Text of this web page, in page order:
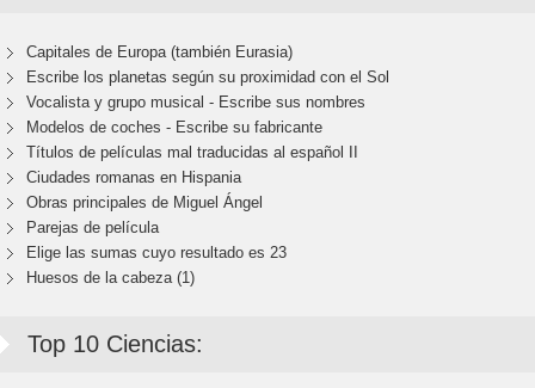
Capitales de Europa (también Eurasia)
Escribe los planetas según su proximidad con el Sol
Vocalista y grupo musical - Escribe sus nombres
Modelos de coches - Escribe su fabricante
Títulos de películas mal traducidas al español II
Ciudades romanas en Hispania
Obras principales de Miguel Ángel
Parejas de película
Elige las sumas cuyo resultado es 23
Huesos de la cabeza (1)
Top 10 Ciencias: